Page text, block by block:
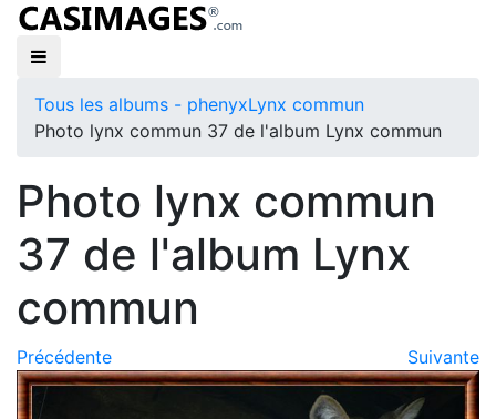
Tous les albums - phenyxLynx commun
Photo lynx commun 37 de l'album Lynx commun
Photo lynx commun
37 de l'album Lynx
commun
Précédente Suivante